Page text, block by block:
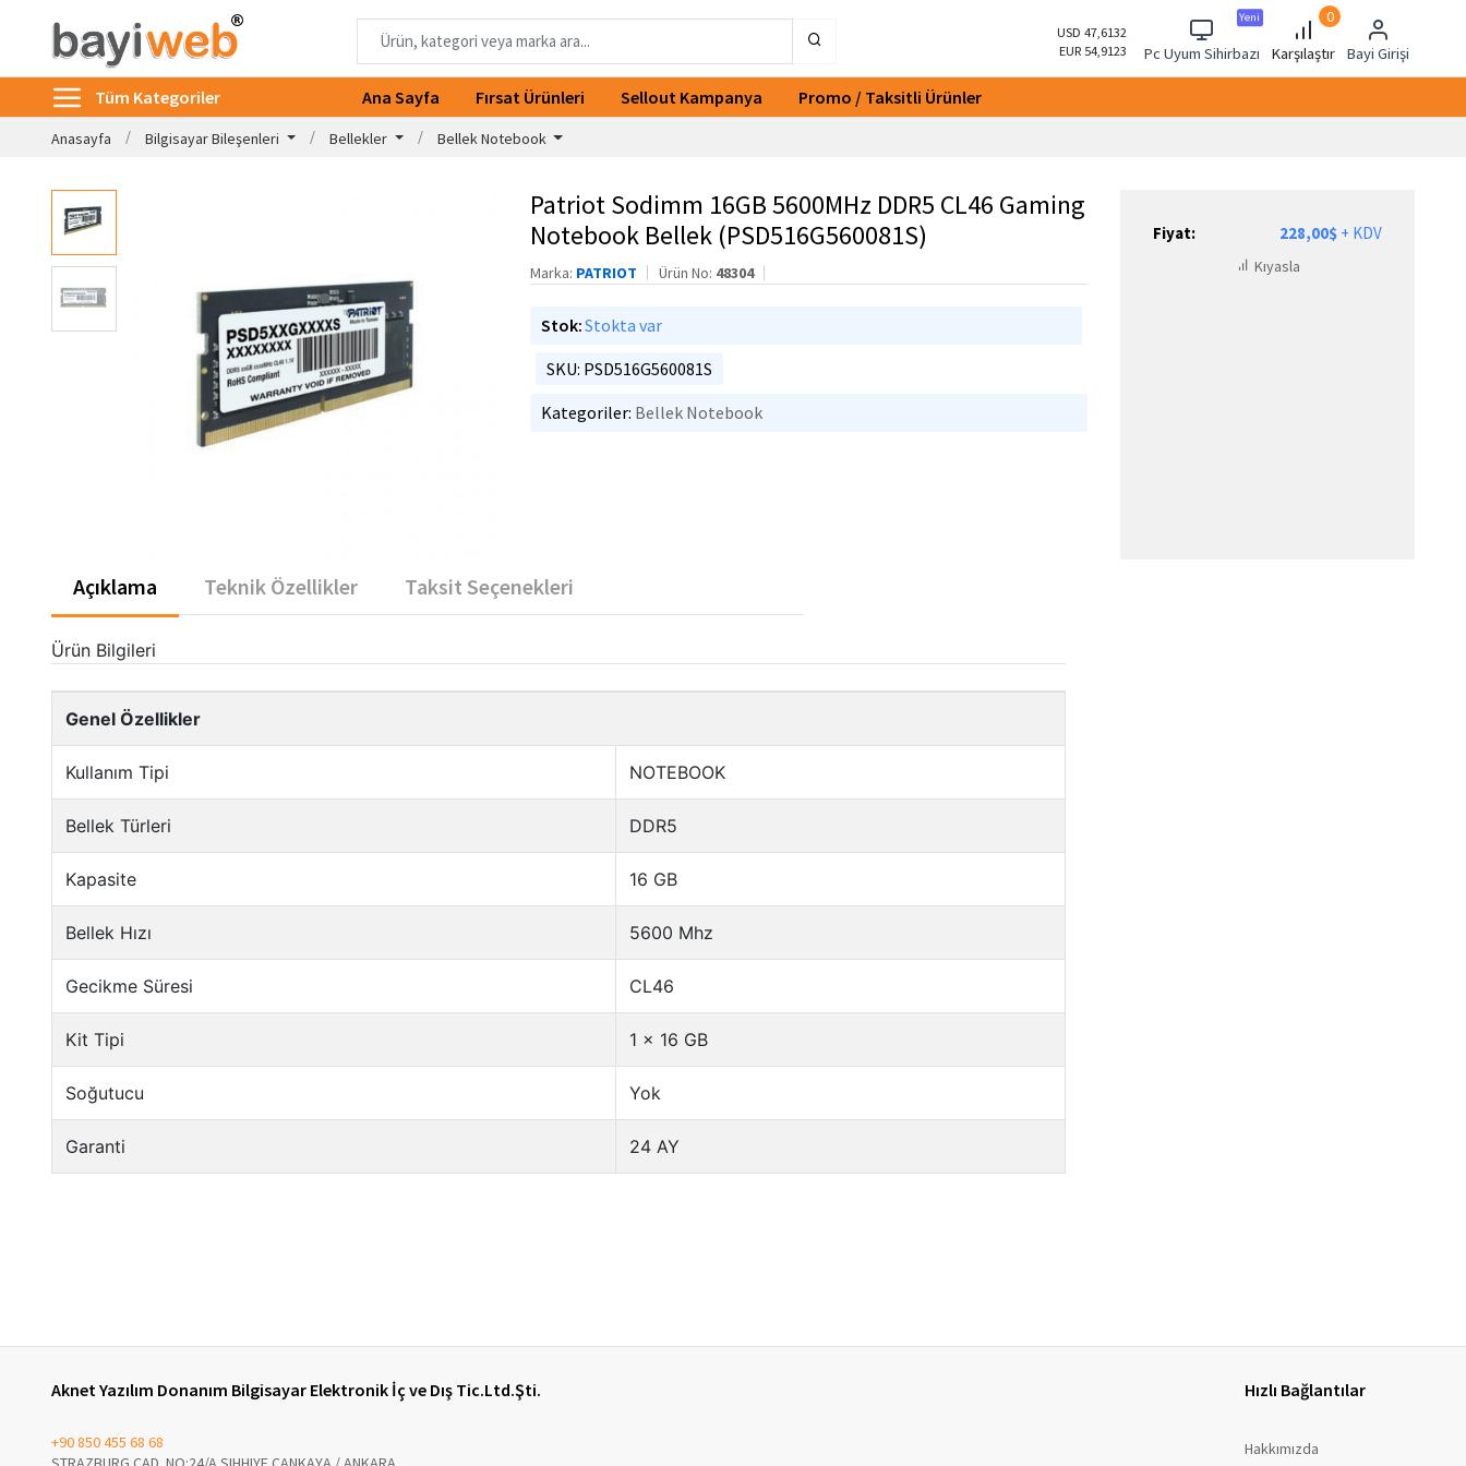
USD 47,6132
EUR 54,9123
Pc Uyum Sihirbazı
Yeni
Karşılaştır
0
Bayi Girişi
Tüm Kategoriler Ana Sayfa Fırsat Ürünleri Sellout Kampanya Promo / Taksitli Ürünler
Anasayfa Bilgisayar Bileşenleri Bellekler Bellek Notebook
Patriot Sodimm 16GB 5600MHz DDR5 CL46 Gaming
Notebook Bellek (PSD516G560081S)
Marka: PATRIOT Ürün No: 48304
Stok:Stokta var
SKU: PSD516G560081S
Kategoriler: Bellek Notebook
Fiyat: 228,00$ + KDV
Kıyasla
Açıklama Teknik Özellikler Taksit Seçenekleri
Aknet Yazılım Donanım Bilgisayar Elektronik İç ve Dış Tic.Ltd.Şti.
+90 850 455 68 68
Hızlı Bağlantılar
Hakkımızda